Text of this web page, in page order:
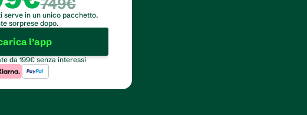
749€
serve in un unico pacchetto.
sorprese dopo.
l’app
da 199€ senza interessi